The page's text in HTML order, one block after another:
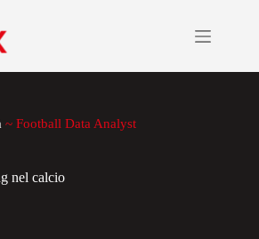
~ Football Data Analyst
nel calcio